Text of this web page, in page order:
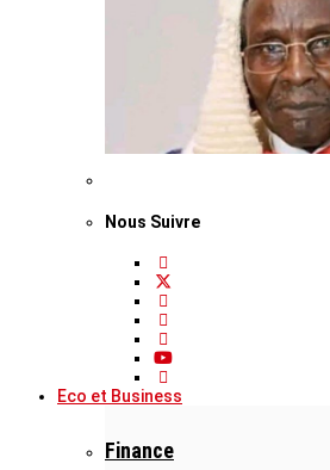
Nous Suivre
Eco et Business
Finance